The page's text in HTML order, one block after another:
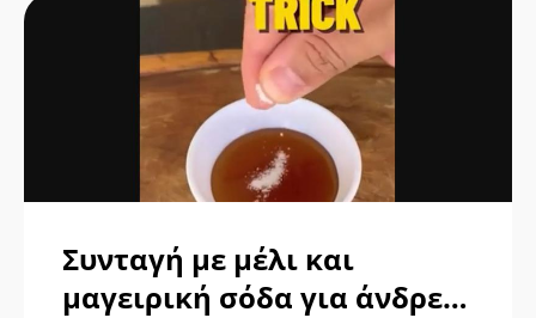
Συνταγή με μέλι και
μαγειρική σόδα για άνδρες: